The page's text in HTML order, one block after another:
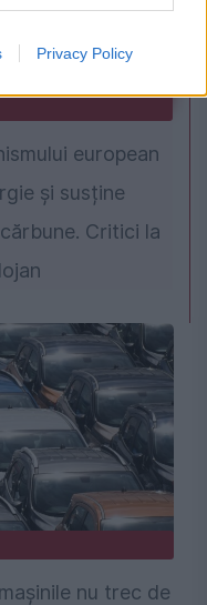
Privacy Policy
european
și susține
Critici la
nu trec de